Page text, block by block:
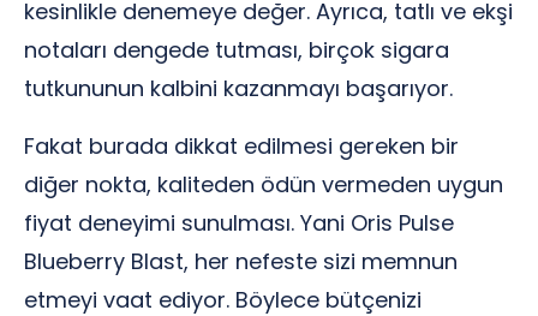
kesinlikle denemeye değer. Ayrıca, tatlı ve ekşi
notaları dengede tutması, birçok sigara
tutkununun kalbini kazanmayı başarıyor.
Fakat burada dikkat edilmesi gereken bir
diğer nokta, kaliteden ödün vermeden uygun
fiyat deneyimi sunulması. Yani Oris Pulse
Blueberry Blast, her nefeste sizi memnun
etmeyi vaat ediyor. Böylece bütçenizi